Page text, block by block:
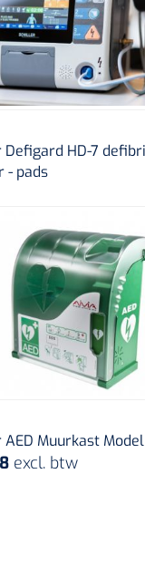
Defigard HD-7
- pads
Muurkast
excl. btw